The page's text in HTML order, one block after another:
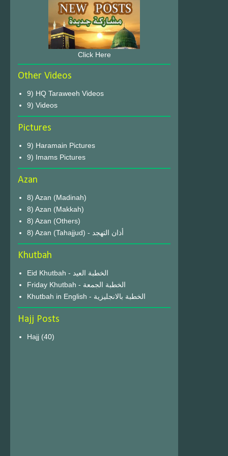
Click Here
Other Videos
9) HQ Taraweeh Videos
9) Videos
Pictures
9) Haramain Pictures
9) Imams Pictures
Azan
8) Azan (Madinah)
8) Azan (Makkah)
8) Azan (Others)
8) Azan (Tahajjud) - أذان التهجد
Khutbah
Eid Khutbah - الخطبة العيد
Friday Khutbah - الخطبة الجمعة
Khutbah in English - الخطبة بالانجليزية
Hajj Posts
Hajj (40)